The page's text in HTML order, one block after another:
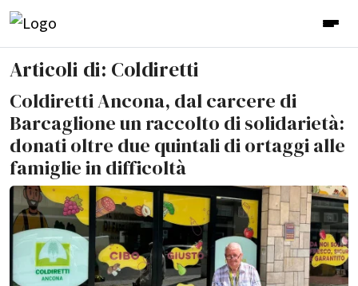
Articoli di: Coldiretti
Coldiretti Ancona, dal carcere di
Barcaglione un raccolto di solidarietà:
donati oltre due quintali di ortaggi alle
famiglie in difficoltà